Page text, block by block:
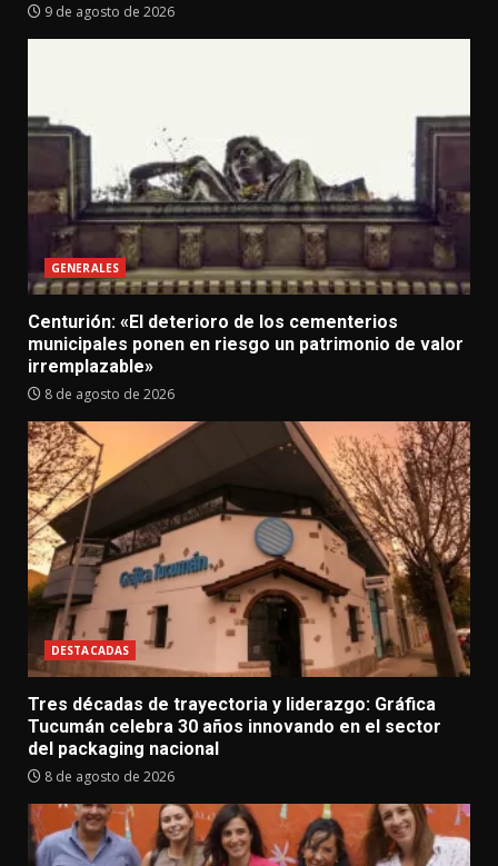
9 de agosto de 2026
GENERALES
Centurión: «El deterioro de los cementerios
municipales ponen en riesgo un patrimonio de valor
irremplazable»
8 de agosto de 2026
DESTACADAS
Tres décadas de trayectoria y liderazgo: Gráfica
Tucumán celebra 30 años innovando en el sector
del packaging nacional
8 de agosto de 2026